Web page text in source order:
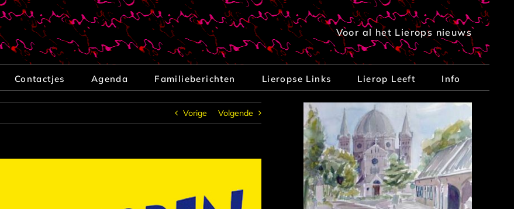
Voor al het Lierops nieuws
Contactjes Agenda Familieberichten Lieropse Links Lierop Leeft Info
Vorige Volgende